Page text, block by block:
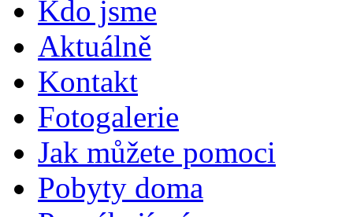
Kdo jsme
Aktuálně
Kontakt
Fotogalerie
Jak můžete pomoci
Pobyty doma